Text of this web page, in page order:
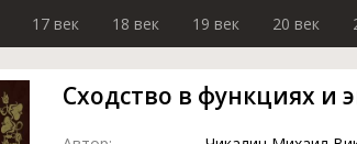
17 век 18 век 19 век 20 век
Сходство в функциях и